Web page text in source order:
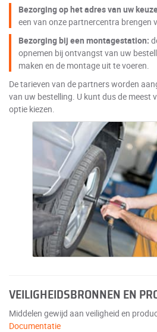
Bezorging op het adres van uw
een van onze partnercentra brengen
Bezorging bij een montagestation:
opnemen bij ontvangst van uw
maken en de montage uit te voeren.
De tarieven van de partners worden
van uw bestelling. U kunt dus de meest
optie kiezen.
VEILIGHEIDSBRONNEN EN
Middelen gewijd aan veiligheid en
Documentatie